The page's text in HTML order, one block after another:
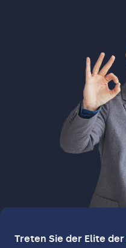
Treten Sie der Elite der